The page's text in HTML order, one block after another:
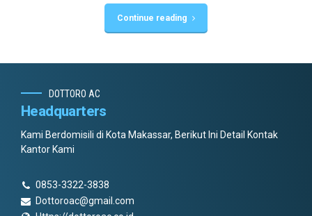
Continue reading
DOTTORO AC
Headquarters
Kami Berdomisili di Kota Makassar, Berikut Ini Detail Kontak
Kantor Kami
0853-3322-3838
Dottoroac@gmail.com